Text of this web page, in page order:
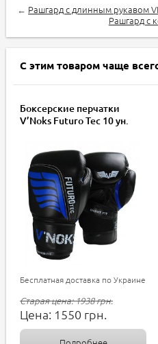
← Рашгард с длинным рукавом
Рашгард с
С этим товаром чаще
Боксерские перчатки
V’Noks Futuro Tec 10 ун.
Бесплатная доставка по Украине
Старая цена:1938грн.
Цена: 1550 грн.